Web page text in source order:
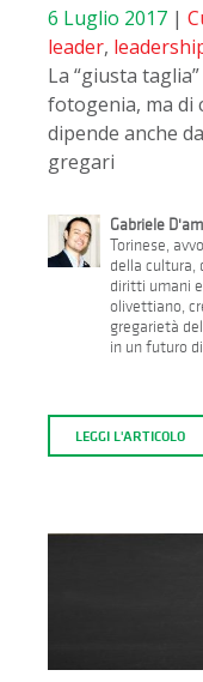
6 Luglio 2017 |
leader,
La “giusta
fotogenia, ma di
dipende anche
gregari
Gabriele
Torinese,
della cultura,
diritti umani
olivettiano,
gregarietà
in un futuro
LEGGI L'ARTICOLO